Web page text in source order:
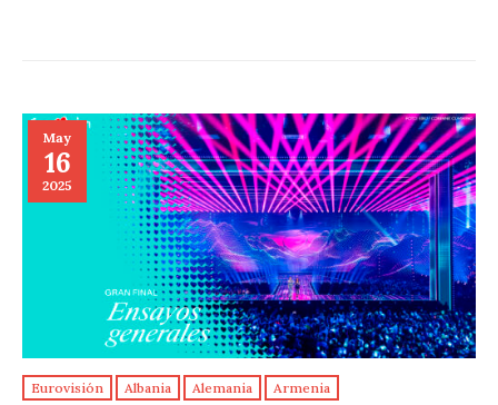
May
16
2025
Eurovisión Albania Alemania Armenia